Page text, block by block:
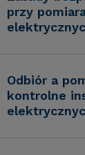
przy
Odbiór a
kontrolne